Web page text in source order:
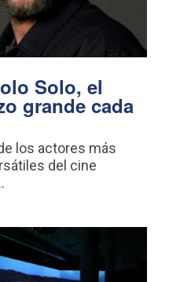
Solo, el
grande cada
los actores más
del cine